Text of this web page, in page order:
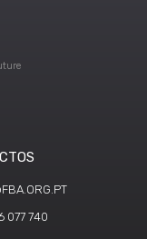
077 740